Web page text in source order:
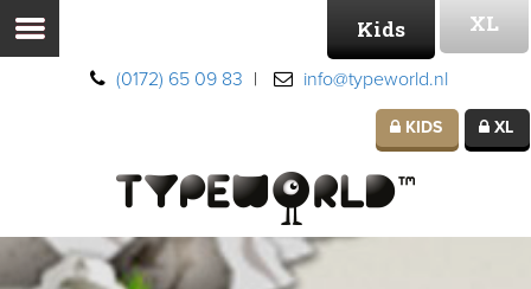
(0172) 65 09 83 | info@typeworld.nl
Kids XL
KIDS XL